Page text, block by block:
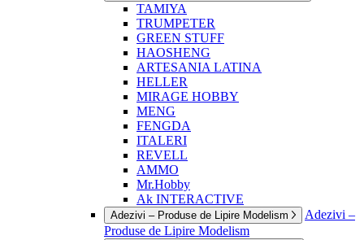
TAMIYA
TRUMPETER
GREEN STUFF
HAOSHENG
ARTESANIA LATINA
HELLER
MIRAGE HOBBY
MENG
FENGDA
ITALERI
REVELL
AMMO
Mr.Hobby
Ak INTERACTIVE
Adezivi – Produse de Lipire Modelism
Adezivi –
Produse de Lipire Modelism